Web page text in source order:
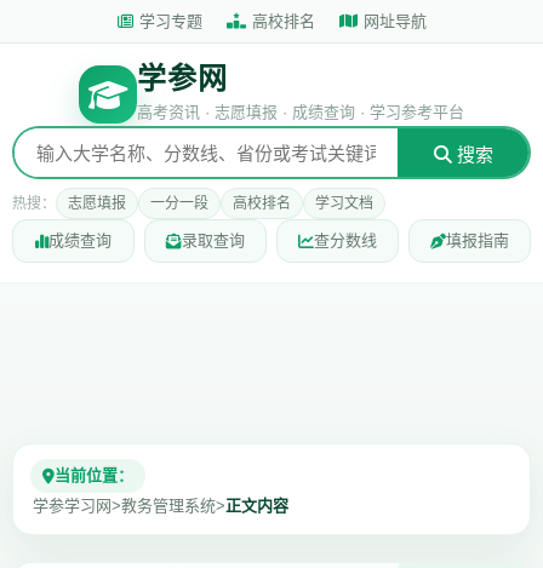
学习专题 高校排名 网址导航
学参网
高考资讯 · 志愿填报 · 成绩查询 · 学习参考平台
搜索
热搜： 志愿填报 一分一段 高校排名 学习文档
成绩查询 录取查询 查分数线 填报指南
当前位置：
学参学习网>教务管理系统>正文内容